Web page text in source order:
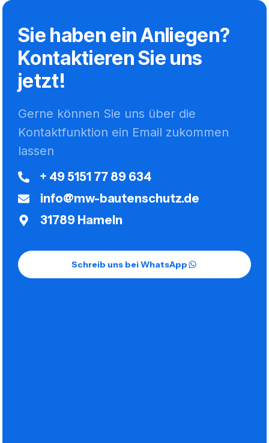
Sie haben ein Anliegen?
Kontaktieren Sie uns
jetzt!
Gerne können Sie uns über die
Kontaktfunktion ein Email zukommen
lassen
+ 49 5151 77 89 634
info@mw-bautenschutz.de
31789 Hameln
Schreib uns bei WhatsApp